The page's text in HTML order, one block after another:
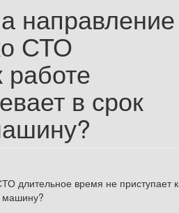
направление
СТО
работе
в срок
длительное время не приступает к
машину?